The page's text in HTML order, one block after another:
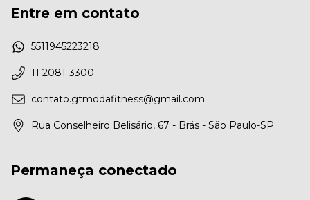
Entre em contato
5511945223218
11 2081-3300
contato.gtmodafitness@gmail.com
Rua Conselheiro Belisário, 67 - Brás - São Paulo-SP
Permaneça conectado